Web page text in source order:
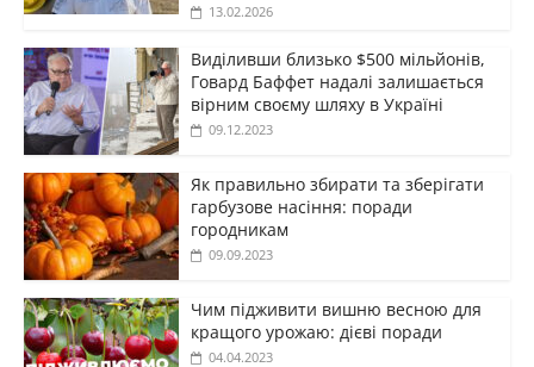
13.02.2026
Виділивши близько $500 мільйонів,
Говард Баффет надалі залишається
вірним своєму шляху в Україні
09.12.2023
Як правильно збирати та зберігати
гарбузове насіння: поради
городникам
09.09.2023
Чим підживити вишню весною для
кращого урожаю: дієві поради
04.04.2023